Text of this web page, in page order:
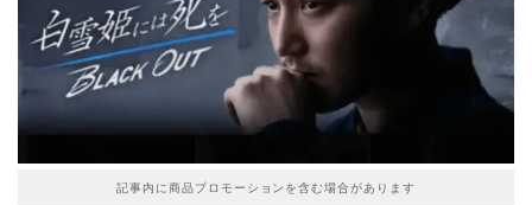
記事内に商品プロモーションを含む場合があります